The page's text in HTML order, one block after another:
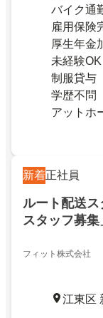
バイク通
雇用保険
厚生年金
未経験OK
制服貸与
学歴不問
アットホ
新着正社員
ルート配送
スタッフ募集
フィット株式会社
江東区